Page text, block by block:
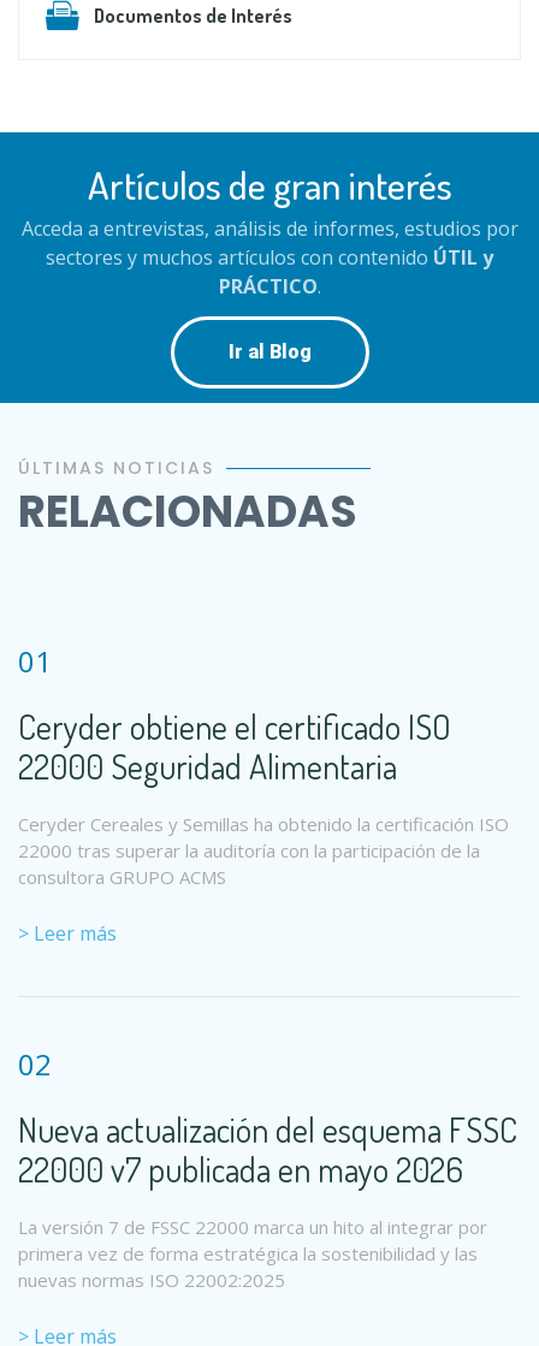
Documentos de Interés
Artículos de gran interés
Acceda a entrevistas, análisis de informes, estudios por
sectores y muchos artículos con contenido ÚTIL y
PRÁCTICO.
Ir al Blog
ÚLTIMAS NOTICIAS
RELACIONADAS
01
Ceryder obtiene el certificado ISO
22000 Seguridad Alimentaria
Ceryder Cereales y Semillas ha obtenido la certificación ISO
22000 tras superar la auditoría con la participación de la
consultora GRUPO ACMS
> Leer más
02
Nueva actualización del esquema FSSC
22000 v7 publicada en mayo 2026
La versión 7 de FSSC 22000 marca un hito al integrar por
primera vez de forma estratégica la sostenibilidad y las
nuevas normas ISO 22002:2025
> Leer más